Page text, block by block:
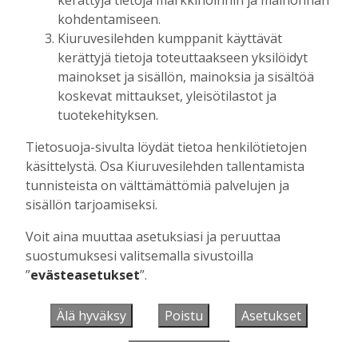
Mikko Remes täyttää 50 vuotta – vaikka
villitystäkin on havaittavissa, sanoo
syntymäpäiväsankari oppineensa myös
hölläämään vauhtia
Tilaajille
Aku Laatikainen
Vaikuttaako afrikkalainen sikarutto
Kiuruvedellä? “Onhan sitä osannut
odottaa”, toteaa luomusikalan yrittäjä
Tilaajille
Liikuntasalin purku kovaa vauhtia
käynnissä – Pihalla kaivuutöitä jarruttaa
kallio
Tilaajille
Hanna Soini 4.8.2026 10:43
kohdentamiseen.
Kiuruvesilehden kumppanit käyttävät
kerättyjä tietoja toteuttaakseen yksilöidyt
mainokset ja sisällön, mainoksia ja sisältöä
koskevat mittaukset, yleisötilastot ja
tuotekehityksen.
Tietosuoja-sivulta löydät tietoa henkilötietojen
käsittelystä. Osa Kiuruvesilehden tallentamista
tunnisteista on välttämättömiä palvelujen ja
sisällön tarjoamiseksi.
Voit aina muuttaa asetuksiasi ja peruuttaa
suostumuksesi valitsemalla sivustoilla
”evästeasetukset”.
Älä hyväksy Poistu Asetukset